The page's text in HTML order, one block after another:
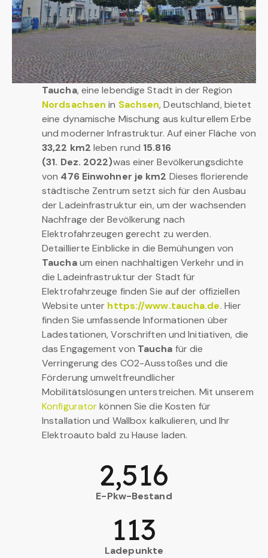
Taucha, eine lebendige Stadt in der Region
Nordsachsen in Sachsen, Deutschland, bietet
eine dynamische Mischung aus kulturellem Erbe
und moderner Infrastruktur. Auf einer Fläche von
33,22 km2 leben rund 15.816
(31. Dez. 2022)was einer Bevölkerungsdichte
von 476 Einwohner je km2 Dieses florierende
städtische Zentrum setzt sich für den Ausbau
der Ladeinfrastruktur ein, um der wachsenden
Nachfrage der Bevölkerung nach
Elektrofahrzeugen gerecht zu werden.
Detaillierte Einblicke in die Bemühungen von
Tauchaum einen nachhaltigen Verkehr und in
die Ladeinfrastruktur der Stadt für
Elektrofahrzeuge finden Sie auf der offiziellen
Website unter https://www.taucha.de. Hier
finden Sie umfassende Informationen über
Ladestationen, Vorschriften und Initiativen, die
das Engagement von Taucha für die
Verringerung des CO2-Ausstoßes und die
Förderung umweltfreundlicher
Mobilitätslösungen unterstreichen. Mit unserem
Konfiguratorkönnen Sie die Kosten für
Installation und Wallbox kalkulieren, und Ihr
Elektroauto bald zu Hause laden.
E-Pkw-Bestand
2,516
Ladepunkte
113